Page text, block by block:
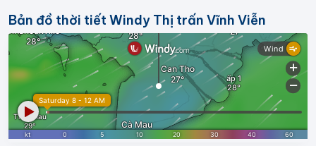
Bản đồ thời tiết Windy Thị trấn Vĩnh Viễn